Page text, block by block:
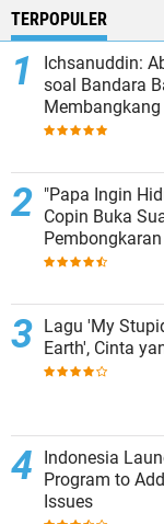
TERPOPULER
Ichsanuddin:
soal Bandara
"Papa Ingin
Copin Buka
Sepihak
Lagu 'My
Earth', Cinta
Indonesia
Program to
Issues